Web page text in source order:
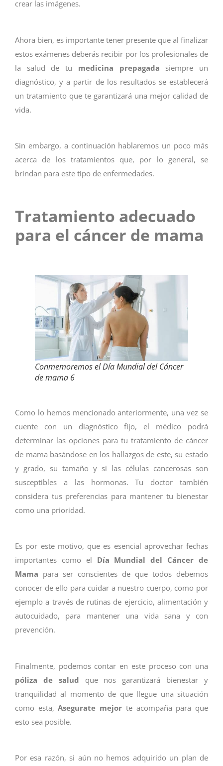
crear las imágenes.
Ahora bien, es importante tener presente que al finalizar
estos exámenes deberás recibir por los profesionales de
la salud de tu medicina prepagada siempre un
diagnóstico, y a partir de los resultados se establecerá
un tratamiento que te garantizará una mejor calidad de
vida.
Sin embargo, a continuación hablaremos un poco más
acerca de los tratamientos que, por lo general, se
brindan para este tipo de enfermedades.
Tratamiento adecuado
para el cáncer de mama
Conmemoremos el Día Mundial del Cáncer
de mama 6
Como lo hemos mencionado anteriormente, una vez se
cuente con un diagnóstico fijo, el médico podrá
determinar las opciones para tu tratamiento de cáncer
de mama basándose en los hallazgos de este, su estado
y grado, su tamaño y si las células cancerosas son
susceptibles a las hormonas. Tu doctor también
considera tus preferencias para mantener tu bienestar
como una prioridad.
Es por este motivo, que es esencial aprovechar fechas
importantes como el Día Mundial del Cáncer de
Mama para ser conscientes de que todos debemos
conocer de ello para cuidar a nuestro cuerpo, como por
ejemplo a través de rutinas de ejercicio, alimentación y
autocuidado, para mantener una vida sana y con
prevención.
Finalmente, podemos contar en este proceso con una
póliza de salud que nos garantizará bienestar y
tranquilidad al momento de que llegue una situación
como esta,Asegurate mejor te acompaña para que
esto sea posible.
Por esa razón, si aún no hemos adquirido un plan de